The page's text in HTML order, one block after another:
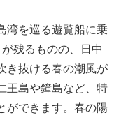
湾を巡る遊覧船に乗
残るものの、日中
き抜ける春の潮風が
王島や鐘島など、特
ができます。春の陽